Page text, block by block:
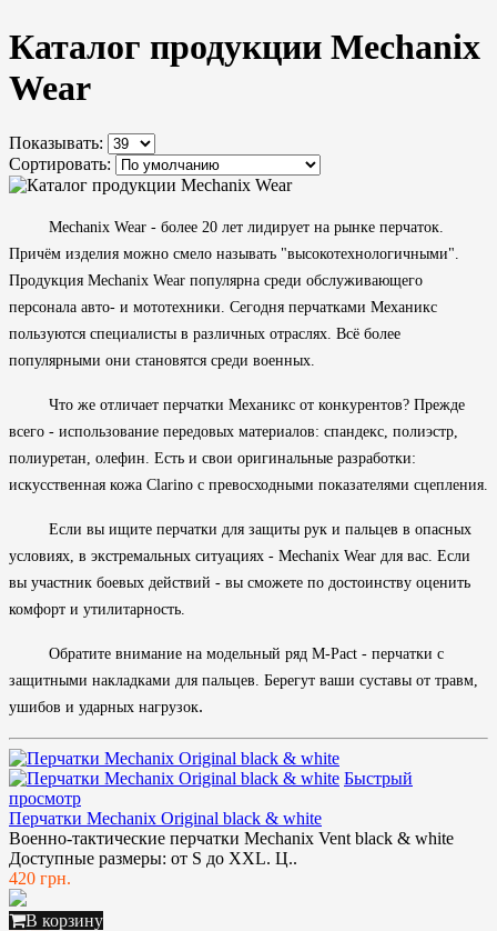
Каталог продукции Mechanix
Wear
Показывать:
Сортировать:
Mechanix Wear - более 20 лет лидирует на рынке перчаток.
Причём изделия можно смело называть "высокотехнологичными".
Продукция Mechanix Wear популярна среди обслуживающего
персонала авто- и мототехники. Сегодня перчатками Механикс
пользуются специалисты в различных отраслях. Всё более
популярными они становятся среди военных.
Что же отличает перчатки Механикс от конкурентов? Прежде
всего - использование передовых материалов: спандекс, полиэстр,
полиуретан, олефин. Есть и свои оригинальные разработки:
искусственная кожа Clarino с превосходными показателями сцепления.
Если вы ищите перчатки для защиты рук и пальцев в опасных
условиях, в экстремальных ситуациях - Mechanix Wear для вас. Если
вы участник боевых действий - вы сможете по достоинству оценить
комфорт и утилитарность.
Обратите внимание на модельный ряд M-Pact - перчатки с
защитными накладками для пальцев. Берегут ваши суставы от травм,
ушибов и ударных нагрузок.
Быстрый
просмотр
Перчатки Mechanix Original black & white
Военно-тактические перчатки Mechanix Vent black & white
Доступные размеры: от S до XXL. Ц..
420 грн.
В корзину